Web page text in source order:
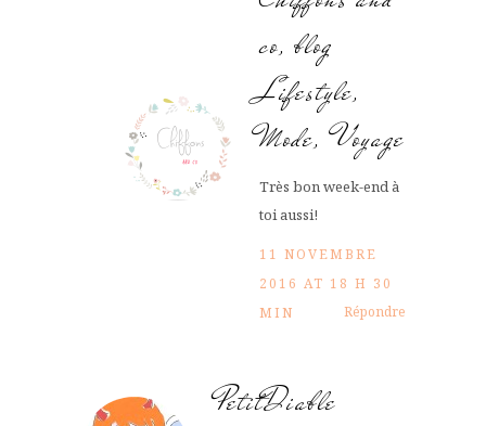
co, blog
Lifestyle,
Mode, Voyage
Très bon week-end à
toi aussi!
11 NOVEMBRE
2016 AT 18 H 30
MIN
Répondre
PetitDiable